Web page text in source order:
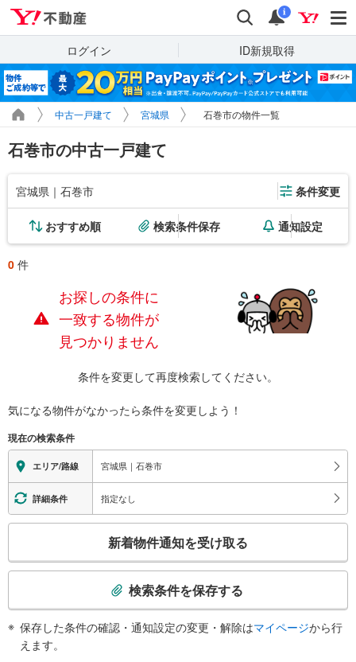
検索 通知
i
ログイン ID新規取得
中古一戸建て 宮城県 石巻市の物件一覧
石巻市の中古一戸建て
宮城県｜石巻市 条件変更
おすすめ順 検索条件保存 通知設定
0 件
お探しの条件に
一致する物件が
見つかりません
条件を変更して再度検索してください。
気になる物件がなかったら条件を変更しよう！
現在の検索条件
エリア/路線 宮城県｜石巻市
詳細条件 指定なし
検
新着物件通知を受け取る
検索条件を保存する
保存した条件の確認・通知設定の変更・解除はマイページから行
えます。